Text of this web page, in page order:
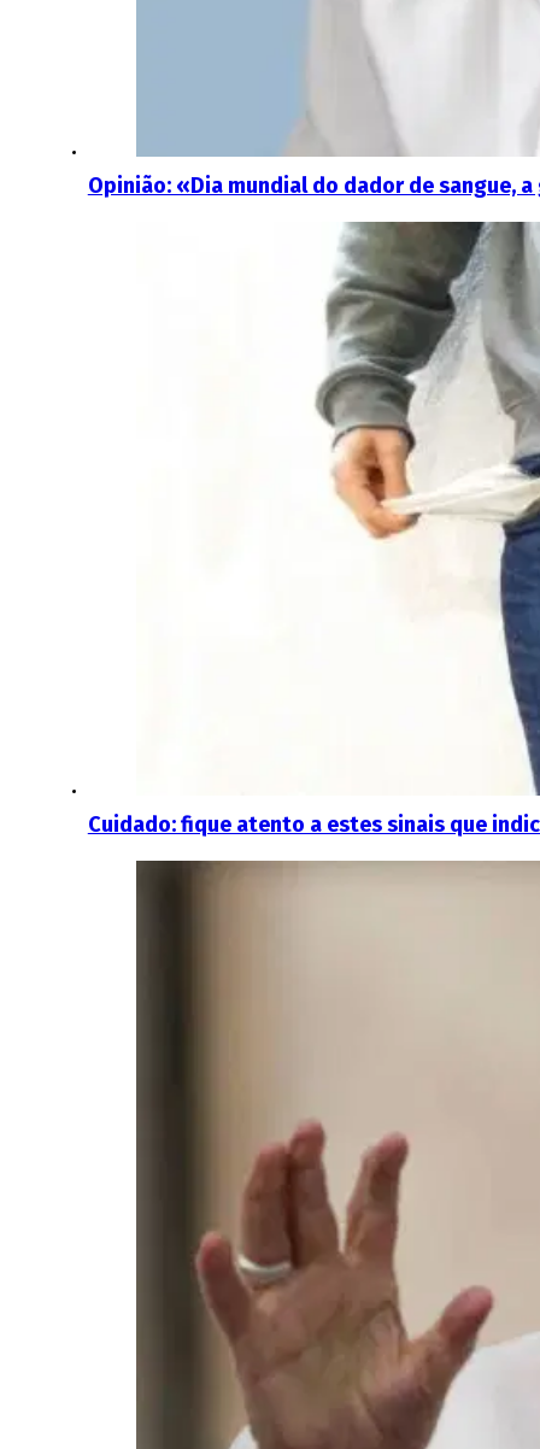
Opinião: «Dia mundial do dador de sangue,
Cuidado: fique atento a estes sinais que